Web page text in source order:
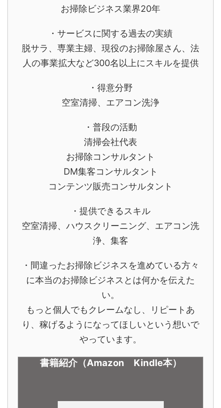
お掃除ビジネス業界20年
・サービスに関する過去の実績
脱サラ、専業主婦、現役のお掃除屋さん、法
人の事業拡大など300名以上にスキルを提供
・得意分野
空室清掃、エアコン洗浄
・普段の活動
清掃会社代表
お掃除コンサルタント
DM集客コンサルタント
コンテンツ販売コンサルタント
・提供できるスキル
空室清掃、ハウスクリーニング、エアコン洗
浄、集客
・間違ったお掃除ビジネスを進めている方々
に本当のお掃除ビジネスとは何かを伝えた
い。
もっと個人でもクレームなし、リピートあ
り、稼げるようになってほしいという想いで
やっています。
書籍紹介（Amazon Kindle本）